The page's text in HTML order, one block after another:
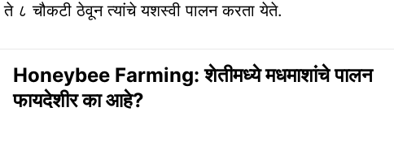
८ चौकटी ठेवून त्यांचे यशस्वी पालन करता येते.
Honeybee Farming: शेतीमध्ये मधमाशांचे पालन
फायदेशीर का आहे?